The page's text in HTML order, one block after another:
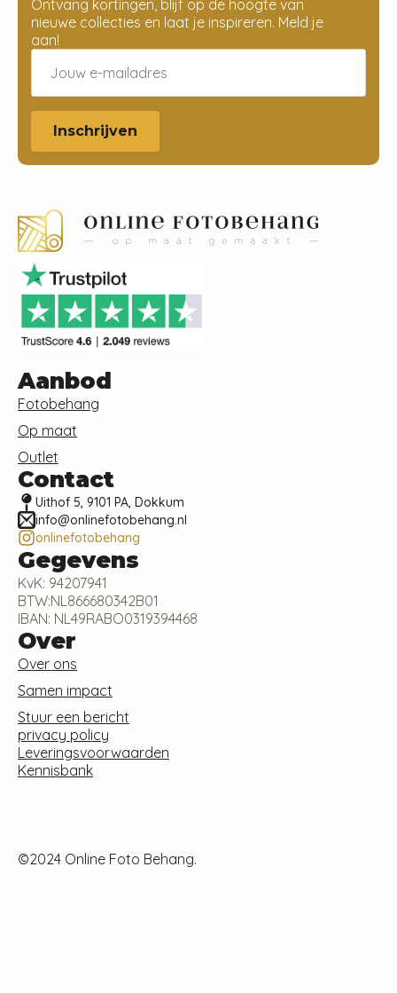
Ontvang kortingen, blijf op de hoogte van
nieuwe collecties en laat je inspireren. Meld je
aan!
Email
Inschrijven
Aanbod
Fotobehang
Op maat
Outlet
Contact
Uithof 5, 9101 PA, Dokkum
info@onlinefotobehang.nl
onlinefotobehang
Gegevens
KvK: 94207941
BTW:NL866680342B01
IBAN: NL49RABO0319394468
Over
Over ons
Samen impact
Stuur een bericht
privacy policy
Leveringsvoorwaarden
Kennisbank
©2024 Online Foto Behang.